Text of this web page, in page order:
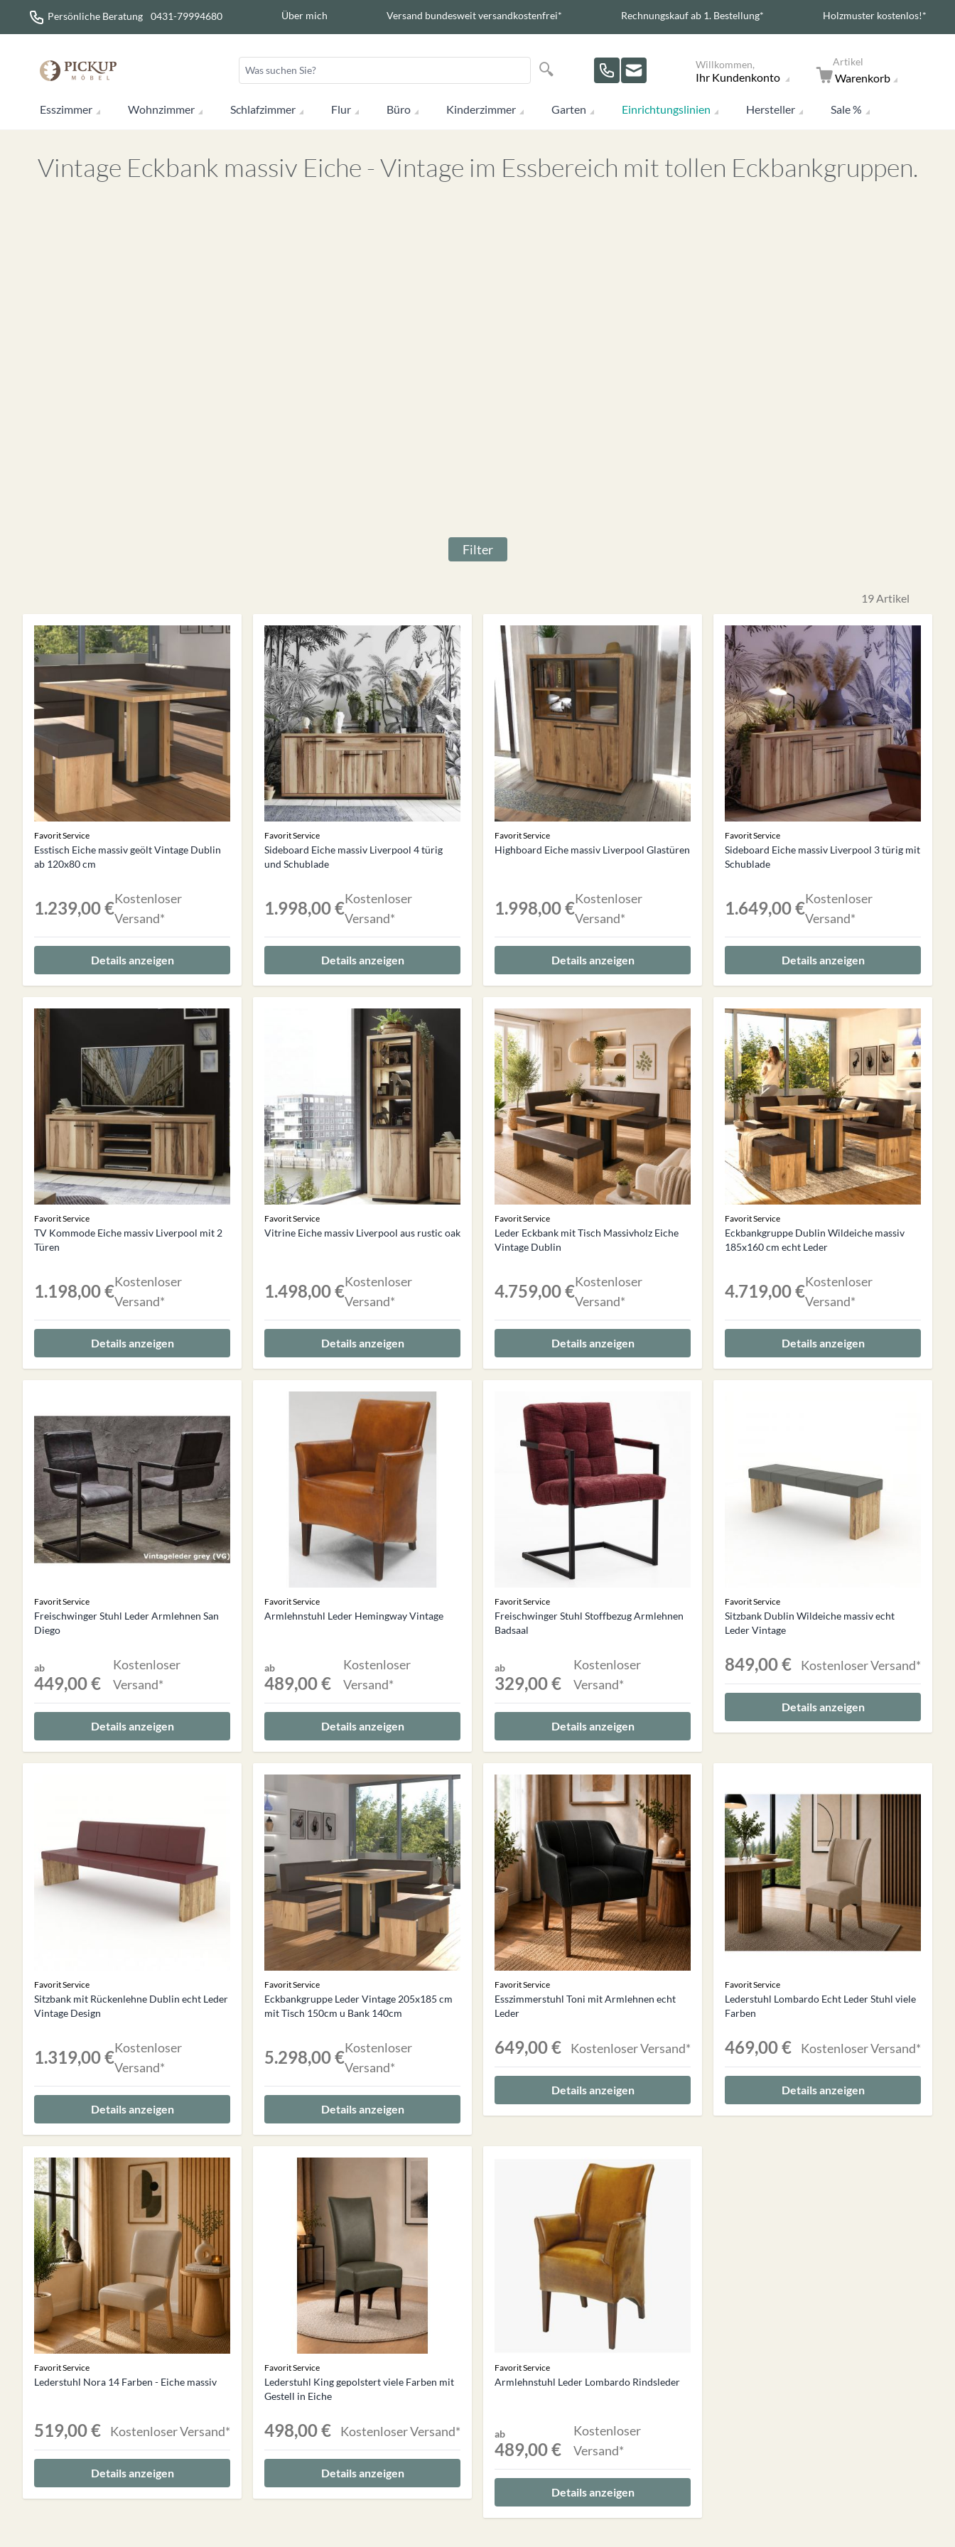
Direkt zum Inhalt
Persönliche Beratung 0431-79994680 Über mich Versand bundesweit versandkostenfrei* Rechnungskauf ab 1. Bestellung* Holzmuster kostenlos!*
Suche
Suche Willkommen,
Ihr Kundenkonto
Artikel
Warenkorb
Esszimmer Wohnzimmer Schlafzimmer Flur Büro Kinderzimmer Garten Einrichtungslinien Hersteller Sale %
Vintage Eckbank massiv Eiche - Vintage im Essbereich mit tollen Eckbankgruppen.
Filter
19Artikel
Favorit Service
Esstisch Eiche massiv geölt Vintage Dublin
ab 120x80 cm
1.239,00 €Kostenloser
Versand*
Details anzeigen
Favorit Service
Sideboard Eiche massiv Liverpool 4 türig
und Schublade
1.998,00 €Kostenloser
Versand*
Details anzeigen
Favorit Service
Highboard Eiche massiv Liverpool Glastüren
1.998,00 €Kostenloser
Versand*
Details anzeigen
Favorit Service
Sideboard Eiche massiv Liverpool 3 türig mit
Schublade
1.649,00 €Kostenloser
Versand*
Details anzeigen
Favorit Service
TV Kommode Eiche massiv Liverpool mit 2
Türen
1.198,00 €Kostenloser
Versand*
Details anzeigen
Favorit Service
Vitrine Eiche massiv Liverpool aus rustic oak
1.498,00 €Kostenloser
Versand*
Details anzeigen
Favorit Service
Leder Eckbank mit Tisch Massivholz Eiche
Vintage Dublin
4.759,00 €Kostenloser
Versand*
Details anzeigen
Favorit Service
Eckbankgruppe Dublin Wildeiche massiv
185x160 cm echt Leder
4.719,00 €Kostenloser
Versand*
Details anzeigen
Favorit Service
Freischwinger Stuhl Leder Armlehnen San
Diego
ab
449,00 €
Kostenloser
Versand*
Details anzeigen
Favorit Service
Armlehnstuhl Leder Hemingway Vintage
ab
489,00 €
Kostenloser
Versand*
Details anzeigen
Favorit Service
Freischwinger Stuhl Stoffbezug Armlehnen
Badsaal
ab
329,00 €
Kostenloser
Versand*
Details anzeigen
Favorit Service
Sitzbank Dublin Wildeiche massiv echt
Leder Vintage
849,00 € Kostenloser Versand*
Details anzeigen
Favorit Service
Sitzbank mit Rückenlehne Dublin echt Leder
Vintage Design
1.319,00 €Kostenloser
Versand*
Details anzeigen
Favorit Service
Eckbankgruppe Leder Vintage 205x185 cm
mit Tisch 150cm u Bank 140cm
5.298,00 €Kostenloser
Versand*
Details anzeigen
Favorit Service
Esszimmerstuhl Toni mit Armlehnen echt
Leder
649,00 € Kostenloser Versand*
Details anzeigen
Favorit Service
Lederstuhl Lombardo Echt Leder Stuhl viele
Farben
469,00 € Kostenloser Versand*
Details anzeigen
Favorit Service
Lederstuhl Nora 14 Farben - Eiche massiv
519,00 € Kostenloser Versand*
Details anzeigen
Favorit Service
Lederstuhl King gepolstert viele Farben mit
Gestell in Eiche
498,00 € Kostenloser Versand*
Details anzeigen
Favorit Service
Armlehnstuhl Leder Lombardo Rindsleder
ab
489,00 €
Kostenloser
Versand*
Details anzeigen